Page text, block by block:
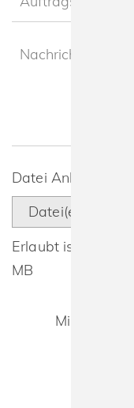
Datei Anhang
Datei(en)
Erlaubt ist: JPG,
MB